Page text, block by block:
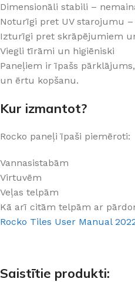
Dimensionāli stabili –
Noturīgi pret UV starojumu –
Izturīgi pret skrāpējumiem
Viegli tīrāmi un higiēniski
Paneļiem ir īpašs
un ērtu kopšanu.
Kur izmantot?
Rocko paneļi īpaši piemēroti:
Vannasistabām
Virtuvēm
Veļas telpām
Kā arī citām telpām ar
Rocko Tiles User Manual
Saistītie produkti: